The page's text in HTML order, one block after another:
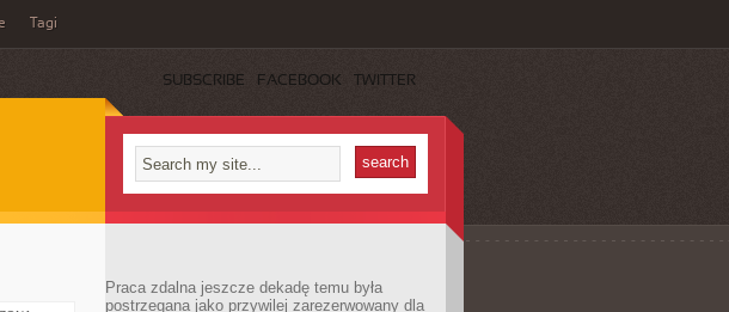
Tagi
SUBSCRIBE FACEBOOK TWITTER
Praca zdalna jeszcze dekadę temu była
postrzegana jako przywilej zarezerwowany dla